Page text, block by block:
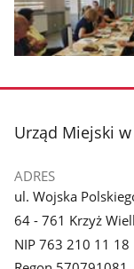
galerii.
galerii.
stopka
Urząd Miejski
ADRES
ul. Wojska
64 - 761 Krzyż
NIP 763 210 11 18